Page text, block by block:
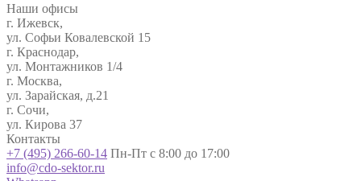
Наши офисы
г. Ижевск,
ул. Софьи Ковалевской 15
г. Краснодар,
ул. Монтажников 1/4
г. Москва,
ул. Зарайская, д.21
г. Сочи,
ул. Кирова 37
Контакты
+7 (495) 266-60-14 Пн-Пт с 8:00 до 17:00
info@cdo-sektor.ru